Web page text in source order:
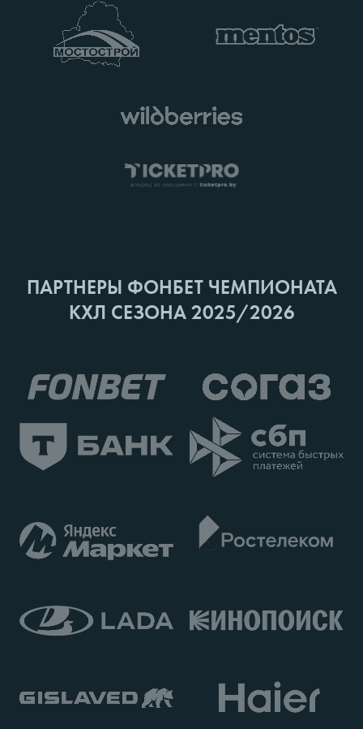
ПАРТНЕРЫ ФОНБЕТ ЧЕМПИОНАТА
КХЛ СЕЗОНА 2025/2026